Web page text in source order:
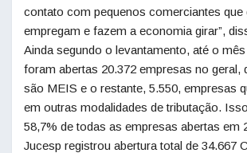
contato com pequenos comerciantes que
empregam e fazem a economia girar”,
Ainda segundo o levantamento, até o
foram abertas 20.372 empresas no geral,
são MEIS e o restante, 5.550, empresas
em outras modalidades de tributação.
58,7% de todas as empresas abertas em
Jucesp registrou abertura total de 34.667